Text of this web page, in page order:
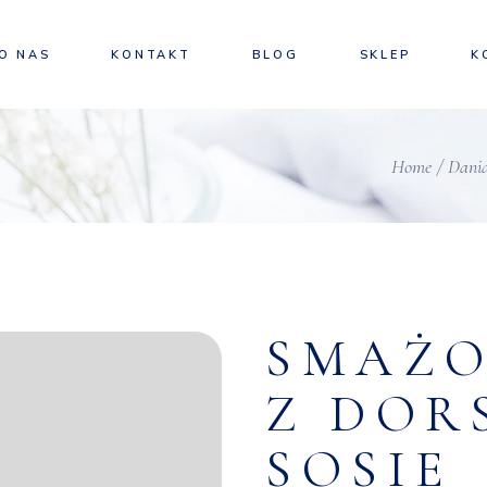
NAS KONTAKT BLOG SKLEP
Home
Z
SOSIE